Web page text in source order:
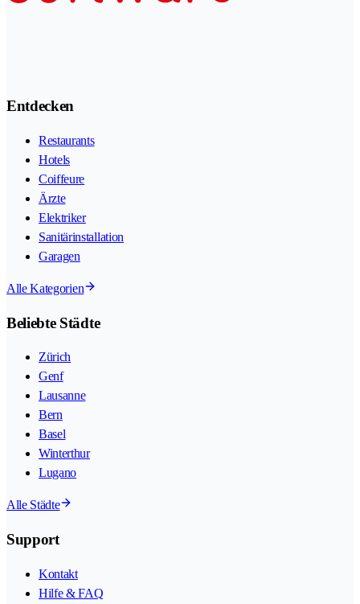
Entdecken
Restaurants
Hotels
Coiffeure
Ärzte
Elektriker
Sanitärinstallation
Garagen
Alle Kategorien
Beliebte Städte
Zürich
Genf
Lausanne
Bern
Basel
Winterthur
Lugano
Alle Städte
Support
Kontakt
Hilfe & FAQ